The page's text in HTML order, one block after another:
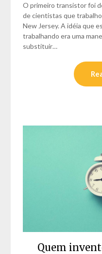
O primeiro transistor foi
de cientistas que
New Jersey. A idéia que
trabalhando era uma
substituir…
Quem